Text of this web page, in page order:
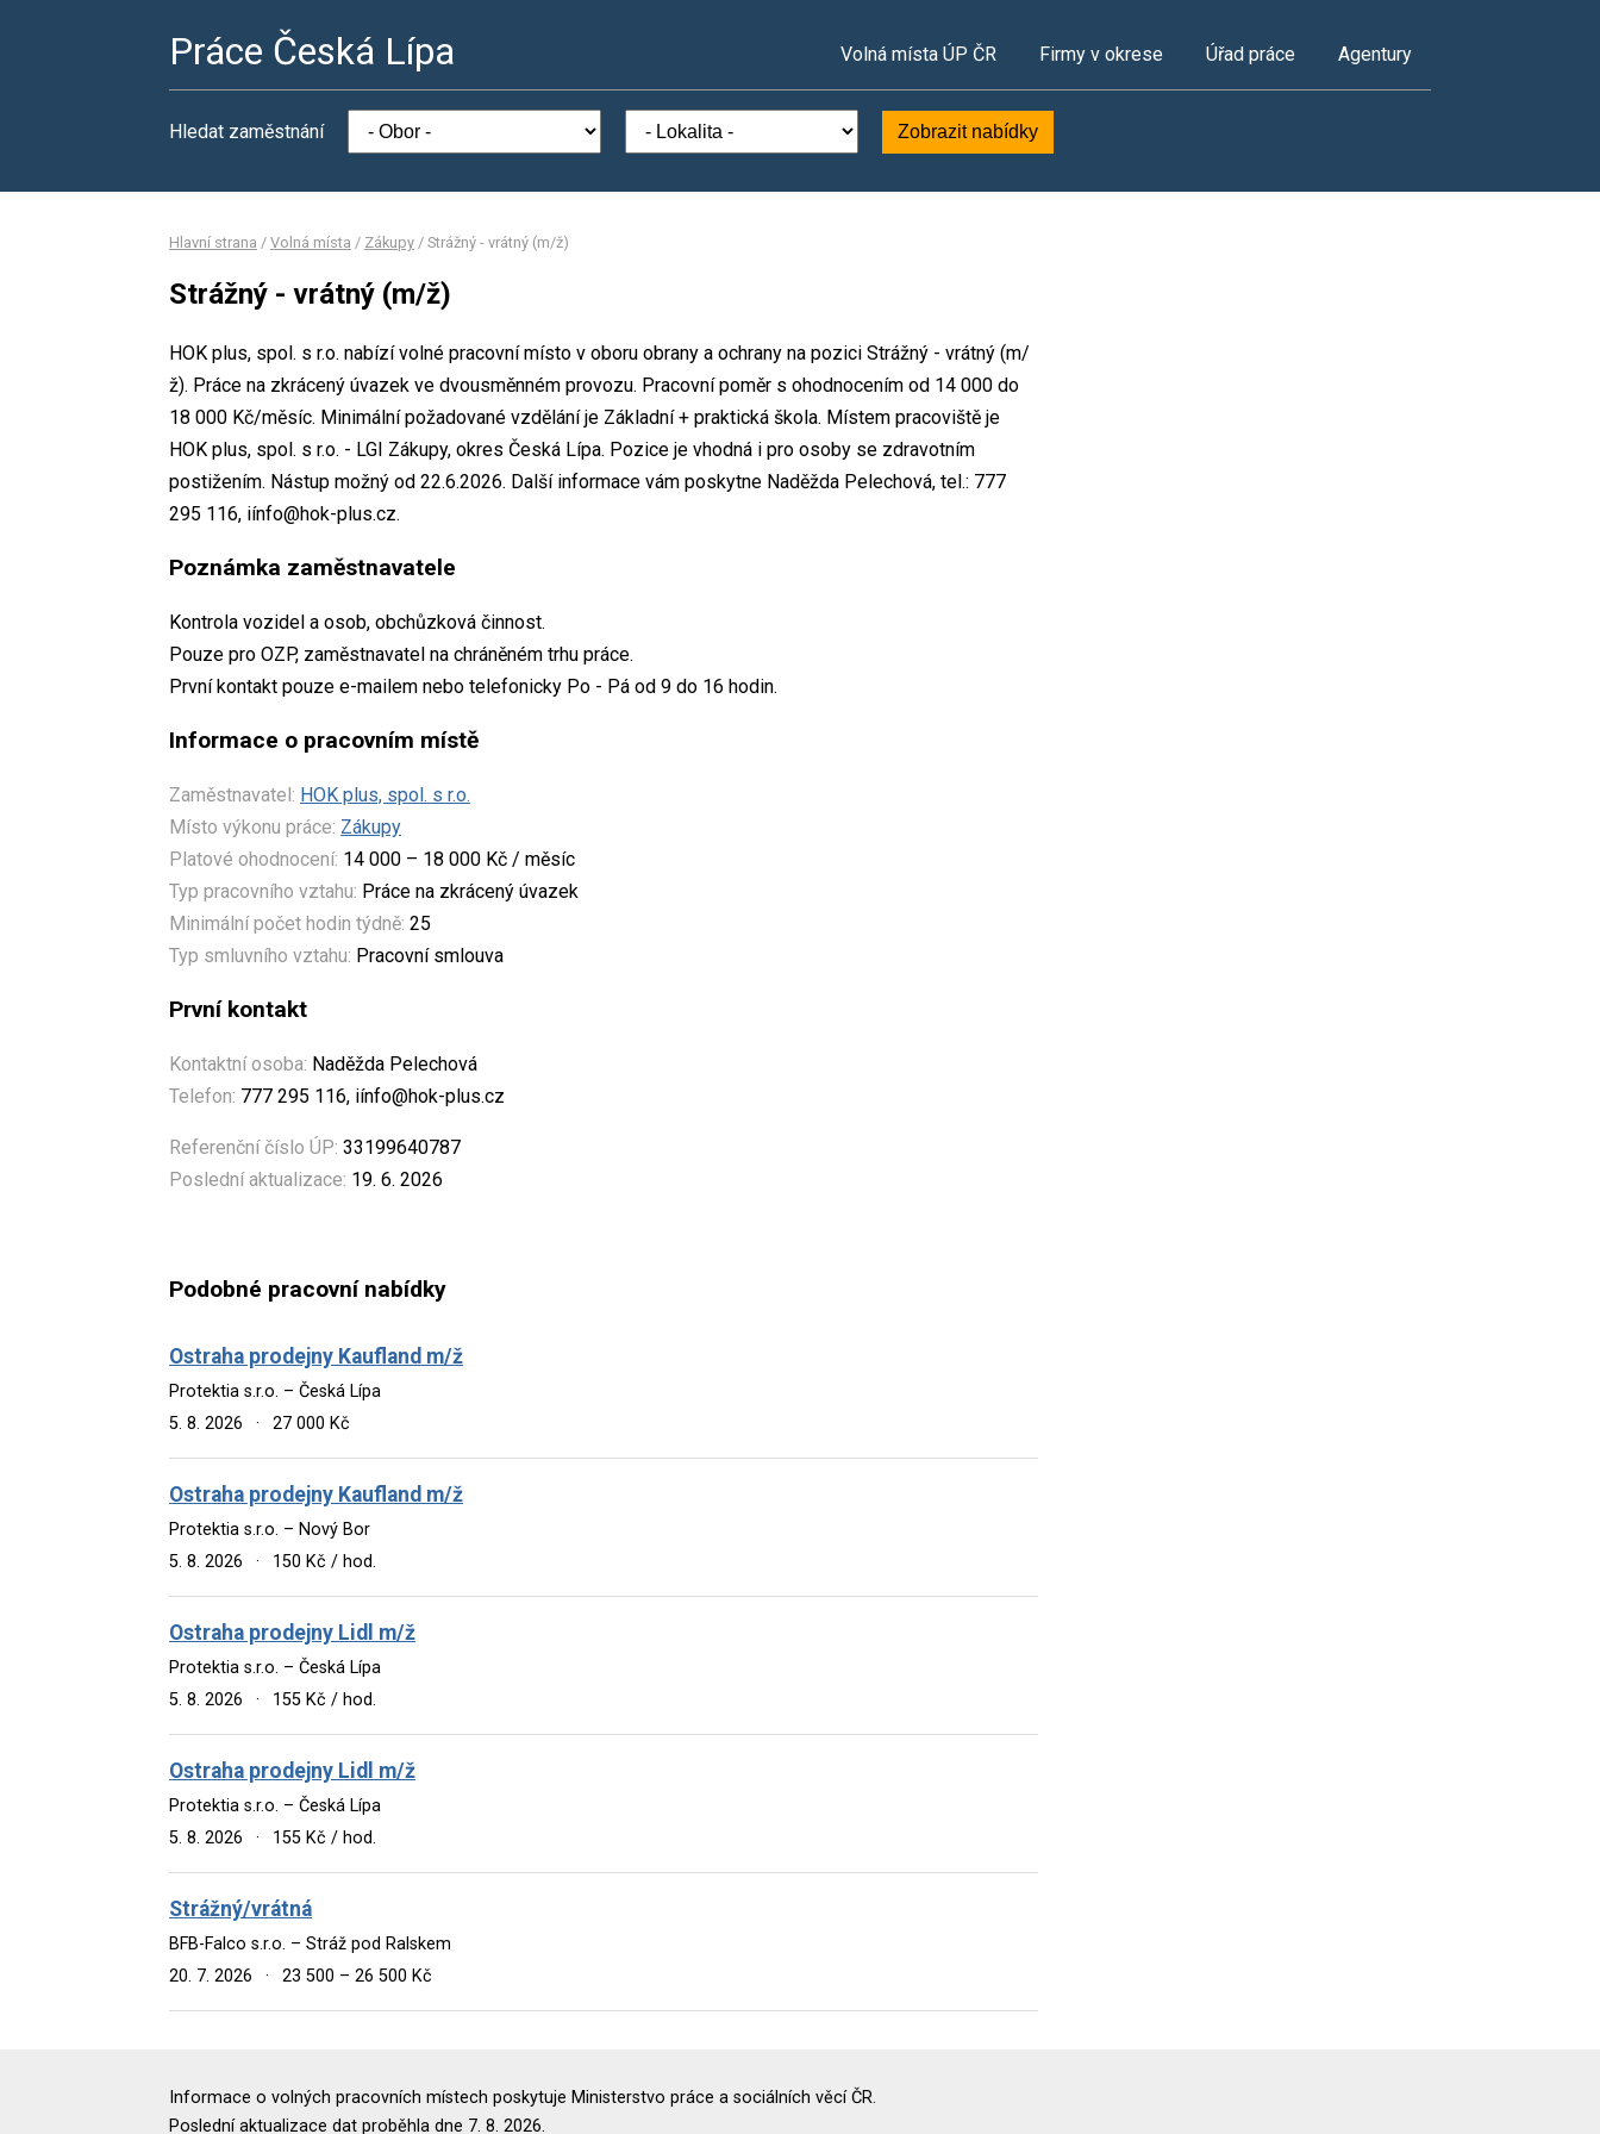
Práce Česká Lípa Volná místa ÚP ČR Firmy v okrese Úřad práce Agentury
Hledat zaměstnání Zobrazit nabídky
Hlavní strana / Volná místa / Zákupy / Strážný - vrátný (m/ž)
Strážný - vrátný (m/ž)
HOK plus, spol. s r.o. nabízí volné pracovní místo v oboru obrany a ochrany na pozici Strážný - vrátný (m/
ž). Práce na zkrácený úvazek ve dvousměnném provozu. Pracovní poměr s ohodnocením od 14 000 do
18 000 Kč/měsíc. Minimální požadované vzdělání je Základní + praktická škola. Místem pracoviště je
HOK plus, spol. s r.o. - LGI Zákupy, okres Česká Lípa. Pozice je vhodná i pro osoby se zdravotním
postižením. Nástup možný od 22.6.2026. Další informace vám poskytne Naděžda Pelechová, tel.: 777
295 116, iínfo@hok-plus.cz.
Poznámka zaměstnavatele
Kontrola vozidel a osob, obchůzková činnost.
Pouze pro OZP, zaměstnavatel na chráněném trhu práce.
První kontakt pouze e-mailem nebo telefonicky Po - Pá od 9 do 16 hodin.
Informace o pracovním místě
Zaměstnavatel: HOK plus, spol. s r.o.
Místo výkonu práce: Zákupy
Platové ohodnocení: 14 000 – 18 000 Kč / měsíc
Typ pracovního vztahu: Práce na zkrácený úvazek
Minimální počet hodin týdně: 25
Typ smluvního vztahu: Pracovní smlouva
První kontakt
Kontaktní osoba: Naděžda Pelechová
Telefon: 777 295 116, iínfo@hok-plus.cz
Referenční číslo ÚP: 33199640787
Poslední aktualizace: 19. 6. 2026
Podobné pracovní nabídky
Ostraha prodejny Kaufland m/ž
Protektia s.r.o. – Česká Lípa
5. 8. 2026
· 27 000 Kč
Ostraha prodejny Kaufland m/ž
Protektia s.r.o. – Nový Bor
5. 8. 2026
· 150 Kč / hod.
Ostraha prodejny Lidl m/ž
Protektia s.r.o. – Česká Lípa
5. 8. 2026
· 155 Kč / hod.
Ostraha prodejny Lidl m/ž
Protektia s.r.o. – Česká Lípa
5. 8. 2026
· 155 Kč / hod.
Strážný/vrátná
BFB-Falco s.r.o. – Stráž pod Ralskem
20. 7. 2026
· 23 500 – 26 500 Kč
Informace o volných pracovních místech poskytuje Ministerstvo práce a sociálních věcí ČR.
Poslední aktualizace dat proběhla dne 7. 8. 2026.